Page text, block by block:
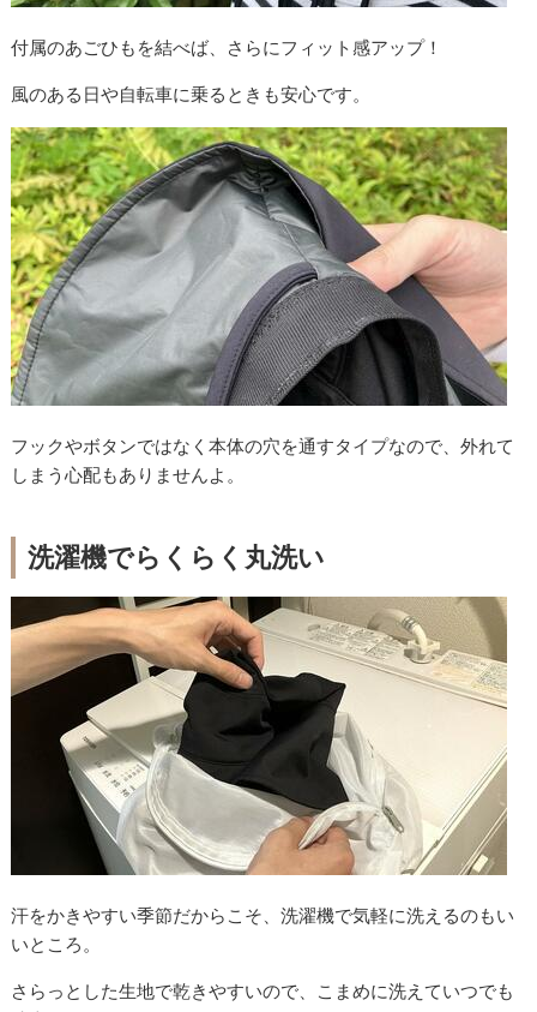
付属のあごひもを結べば、さらにフィット感アップ！
風のある日や自転車に乗るときも安心です。
フックやボタンではなく本体の穴を通すタイプなので、外れて
しまう心配もありませんよ。
洗濯機でらくらく丸洗い
汗をかきやすい季節だからこそ、洗濯機で気軽に洗えるのもい
いところ。
さらっとした生地で乾きやすいので、こまめに洗えていつでも